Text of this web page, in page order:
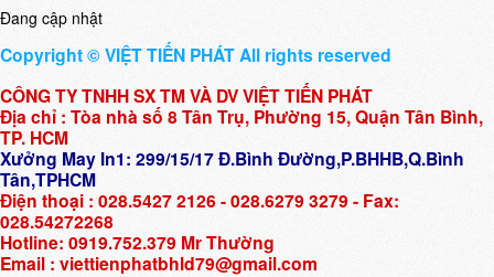
Đang cập nhật
Copyright © VIỆT TIẾN PHÁT All rights reserved
CÔNG TY TNHH SX TM VÀ DV VIỆT TIẾN PHÁT
Địa chỉ : Tòa nhà số 8 Tân Trụ, Phường 15, Quận Tân Bình,
TP. HCM
Xưởng May In1: 299/15/17 Đ.Bình Đường,P.BHHB,Q.Bình
Tân,TPHCM
Điện thoại : 028.5427 2126 - 028.6279 3279 - Fax:
028.54272268
Hotline: 0919.752.379 Mr Thường
Email : viettienphatbhld79@gmail.com